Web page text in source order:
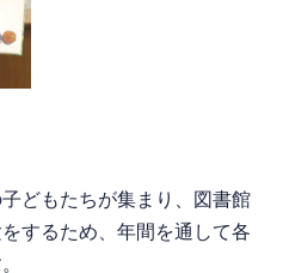
どもたちが集まり、図書館
するため、年間を通して各